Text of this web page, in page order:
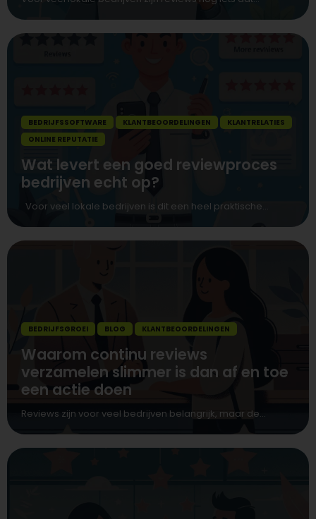
BEDRIJFSSOFTWARE KLANTBEOORDELINGEN
KLANTRELATIES
ONLINE REPUTATIE
Wat levert een goed reviewproces
bedrijven echt op?
Voor veel lokale bedrijven is dit een heel praktische...
BEDRIJFSGROEI BLOG KLANTBEOORDELINGEN
Waarom continu reviews
verzamelen slimmer is dan af en toe
een actie doen
Reviews zijn voor veel bedrijven belangrijk, maar de...